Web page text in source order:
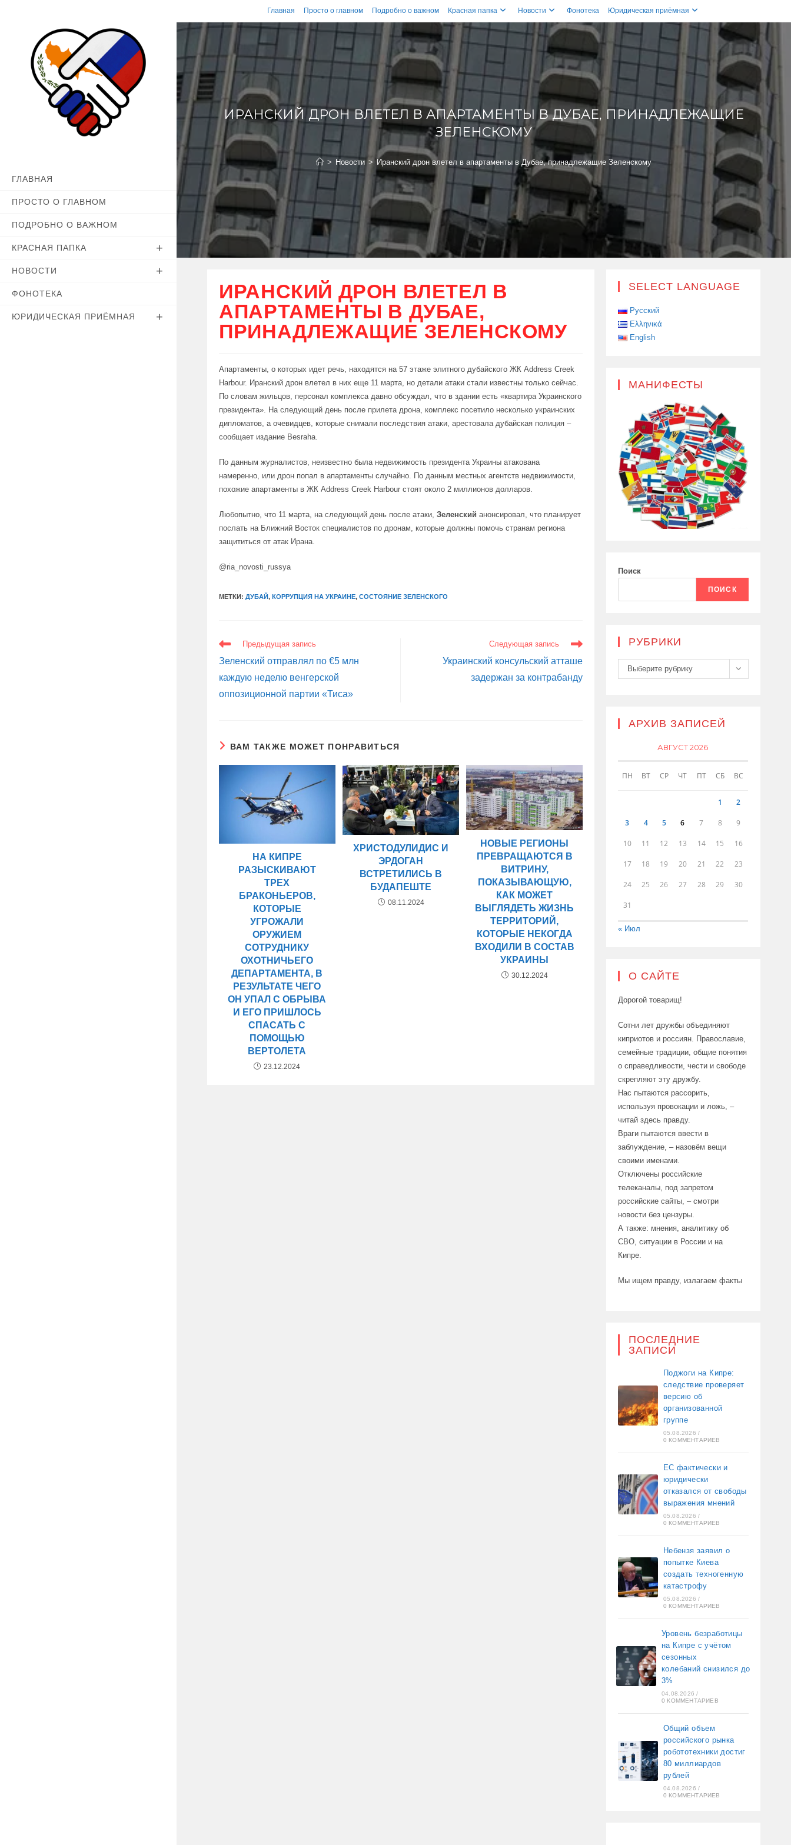
к
содержимому
Главная Просто о главном Подробно о важном Красная папка Новости Фонотека Юридическая приёмная
ГЛАВНАЯ
ПРОСТО О ГЛАВНОМ
ПОДРОБНО О ВАЖНОМ
КРАСНАЯ ПАПКА
НОВОСТИ
ФОНОТЕКА
ЮРИДИЧЕСКАЯ ПРИЁМНАЯ
ИРАНСКИЙ ДРОН ВЛЕТЕЛ В АПАРТАМЕНТЫ В ДУБАЕ, ПРИНАДЛЕЖАЩИЕ
ЗЕЛЕНСКОМУ
> Новости > Иранский дрон влетел в апартаменты в Дубае, принадлежащие Зеленскому
ИРАНСКИЙ ДРОН ВЛЕТЕЛ В
АПАРТАМЕНТЫ В ДУБАЕ,
ПРИНАДЛЕЖАЩИЕ ЗЕЛЕНСКОМУ
Апартаменты, о которых идет речь, находятся на 57 этаже элитного дубайского ЖК Address Creek
Harbour. Иранский дрон влетел в них еще 11 марта, но детали атаки стали известны только сейчас.
По словам жильцов, персонал комплекса давно обсуждал, что в здании есть «квартира Украинского
президента». На следующий день после прилета дрона, комплекс посетило несколько украинских
дипломатов, а очевидцев, которые снимали последствия атаки, арестовала дубайская полиция –
сообщает издание Besraha.
По данным журналистов, неизвестно была недвижимость президента Украины атакована
намеренно, или дрон попал в апартаменты случайно. По данным местных агентств недвижимости,
похожие апартаменты в ЖК Address Creek Harbour стоят около 2 миллионов долларов.
Любопытно, что 11 марта, на следующий день после атаки,Зеленский анонсировал, что планирует
послать на Ближний Восток специалистов по дронам, которые должны помочь странам региона
защититься от атак Ирана.
@ria_novosti_russya
МЕТКИ:ДУБАЙ, КОРРУПЦИЯ НА УКРАИНЕ, СОСТОЯНИЕ ЗЕЛЕНСКОГО
ЕЩЕ
СТАТЬИ
Предыдущая запись
Зеленский отправлял по €5 млн
каждую неделю венгерской
оппозиционной партии «Тиса»
Следующая запись
Украинский консульский атташе
задержан за контрабанду
ВАМ ТАКЖЕ МОЖЕТ ПОНРАВИТЬСЯ
НА КИПРЕ
РАЗЫСКИВАЮТ
ТРЕХ
БРАКОНЬЕРОВ,
КОТОРЫЕ
УГРОЖАЛИ
ОРУЖИЕМ
СОТРУДНИКУ
ОХОТНИЧЬЕГО
ДЕПАРТАМЕНТА, В
РЕЗУЛЬТАТЕ ЧЕГО
ОН УПАЛ С ОБРЫВА
И ЕГО ПРИШЛОСЬ
СПАСАТЬ С
ПОМОЩЬЮ
ВЕРТОЛЕТА
23.12.2024
ХРИСТОДУЛИДИС И
ЭРДОГАН
ВСТРЕТИЛИСЬ В
БУДАПЕШТЕ
08.11.2024
НОВЫЕ РЕГИОНЫ
ПРЕВРАЩАЮТСЯ В
ВИТРИНУ,
ПОКАЗЫВАЮЩУЮ,
КАК МОЖЕТ
ВЫГЛЯДЕТЬ ЖИЗНЬ
ТЕРРИТОРИЙ,
КОТОРЫЕ НЕКОГДА
ВХОДИЛИ В СОСТАВ
УКРАИНЫ
30.12.2024
SELECT LANGUAGE
Русский
Ελληνικά
English
МАНИФЕСТЫ
Поиск
ПОИСК
РУБРИКИ
Рубрики
Выберите рубрику
АРХИВ ЗАПИСЕЙ
АВГУСТ 2026
ПН ВТ СР ЧТ ПТ СБ ВС
1 2
3 4 5 6 7 8 9
10 11 12 13 14 15 16
17 18 19 20 21 22 23
24 25 26 27 28 29 30
31
« Июл
О САЙТЕ
Дорогой товарищ!
Сотни лет дружбы объединяют
киприотов и россиян. Православие,
семейные традиции, общие понятия
о справедливости, чести и свободе
скрепляют эту дружбу.
Нас пытаются рассорить,
используя провокации и ложь, –
читай здесь правду.
Враги пытаются ввести в
заблуждение, – назовём вещи
своими именами.
Отключены российские
телеканалы, под запретом
российские сайты, – смотри
новости без цензуры.
А также: мнения, аналитику об
СВО, ситуации в России и на
Кипре.
Мы ищем правду, излагаем факты
ПОСЛЕДНИЕ
ЗАПИСИ
Поджоги на Кипре:
следствие проверяет
версию об
организованной
группе
05.08.2026 /
0 КОММЕНТАРИЕВ
ЕС фактически и
юридически
отказался от свободы
выражения мнений
05.08.2026 /
0 КОММЕНТАРИЕВ
Небензя заявил о
попытке Киева
создать техногенную
катастрофу
05.08.2026 /
0 КОММЕНТАРИЕВ
Уровень безработицы
на Кипре с учётом
сезонных
колебаний снизился до
3%
04.08.2026 /
0 КОММЕНТАРИЕВ
Общий объем
российского рынка
робототехники достиг
80 миллиардов
рублей
04.08.2026 /
0 КОММЕНТАРИЕВ